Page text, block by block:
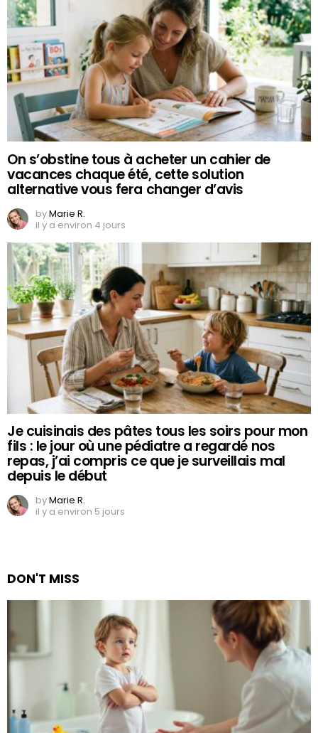
On s’obstine tous à acheter un cahier de
vacances chaque été, cette solution
alternative vous fera changer d’avis
byMarie R.
il y a environ 4 jours
Je cuisinais des pâtes tous les soirs pour mon
fils : le jour où une pédiatre a regardé nos
repas, j’ai compris ce que je surveillais mal
depuis le début
byMarie R.
il y a environ 5 jours
DON'T MISS